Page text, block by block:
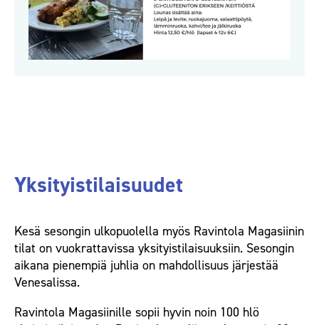
Yksityistilaisuudet
Kesä sesongin ulkopuolella myös Ravintola Magasiinin
tilat on vuokrattavissa yksityistilaisuuksiin. Sesongin
aikana pienempiä juhlia on mahdollisuus järjestää
Venesalissa.
Ravintola Magasiinille sopii hyvin noin 100 hlö